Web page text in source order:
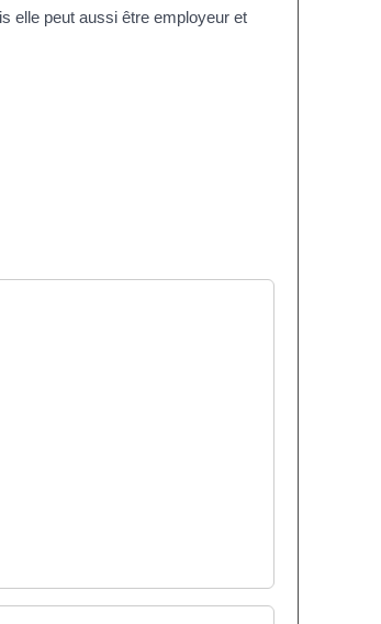
elle peut aussi être employeur et